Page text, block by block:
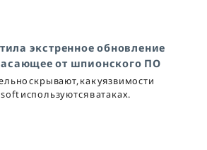
экстренное обновление
от шпионского ПО
скрывают, как уязвимости
используются в атаках.